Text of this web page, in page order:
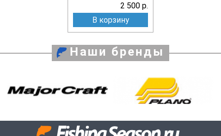
2 500 р.
В корзину
Наши бренды